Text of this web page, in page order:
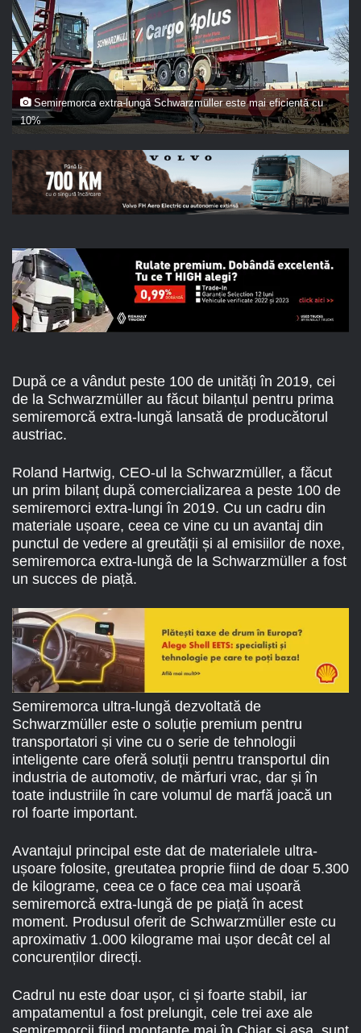
Semiremorca extra-lungă Schwarzmüller este mai eficientă cu
10%
După ce a vândut peste 100 de unități în 2019, cei
de la Schwarzmüller au făcut bilanțul pentru prima
semiremorcă extra-lungă lansată de producătorul
austriac.
Roland Hartwig, CEO-ul la Schwarzmüller, a făcut
un prim bilanț după comercializarea a peste 100 de
semiremorci extra-lungi în 2019. Cu un cadru din
materiale ușoare, ceea ce vine cu un avantaj din
punctul de vedere al greutății și al emisiilor de noxe,
semiremorca extra-lungă de la Schwarzmüller a fost
un succes de piață.
Semiremorca ultra-lungă dezvoltată de
Schwarzmüller este o soluție premium pentru
transportatori și vine cu o serie de tehnologii
inteligente care oferă soluții pentru transportul din
industria de automotiv, de mărfuri vrac, dar și în
toate industriile în care volumul de marfă joacă un
rol foarte important.
Avantajul principal este dat de materialele ultra-
ușoare folosite, greutatea proprie fiind de doar 5.300
de kilograme, ceea ce o face cea mai ușoară
semiremorcă extra-lungă de pe piață în acest
moment. Produsul oferit de Schwarzmüller este cu
aproximativ 1.000 kilograme mai ușor decât cel al
concurenților direcți.
Cadrul nu este doar ușor, ci și foarte stabil, iar
ampatamentul a fost prelungit, cele trei axe ale